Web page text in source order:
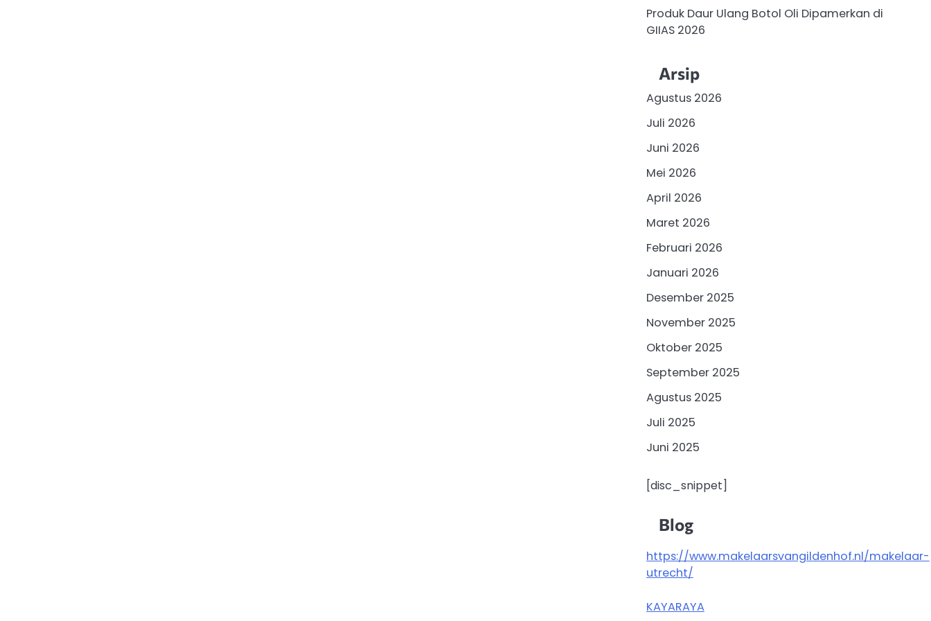
Produk Daur Ulang Botol Oli Dipamerkan di
GIIAS 2026
Arsip
Agustus 2026
Juli 2026
Juni 2026
Mei 2026
April 2026
Maret 2026
Februari 2026
Januari 2026
Desember 2025
November 2025
Oktober 2025
September 2025
Agustus 2025
Juli 2025
Juni 2025
[disc_snippet]
Blog
https://www.makelaarsvangildenhof.nl/makelaar-
utrecht/
KAYARAYA